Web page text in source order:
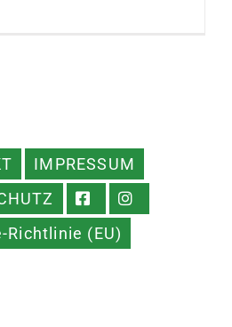
IMPRESSUM
Richtlinie (EU)